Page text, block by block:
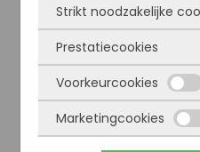
Strikt noodzakelijke
Deze cookies zorgen
überhaupt werkt. Ze
kunnen niet worden
ze alleen geplaatst als
inloggen, een
Prestatiecookies
Met deze cookies zien
bezocht wordt, waar
komen en welke
Voorkeurcookies
Deze cookies
Marketingcookies